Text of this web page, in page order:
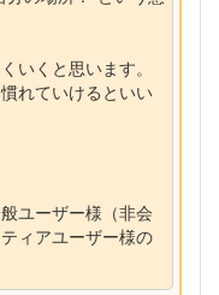
いくと思います。
れていけるといい
ユーザー様（非会
ィアユーザー様の